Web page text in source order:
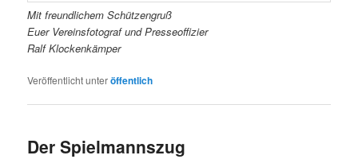
Mit freundlichem Schützengruß
Euer Vereinsfotograf und Presseoffizier
Ralf Klockenkämper
Veröffentlicht unteröffentlich
Der Spielmannszug